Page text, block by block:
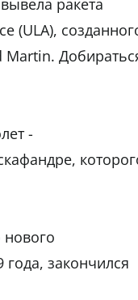
ракета
(ULA),
-
закончился